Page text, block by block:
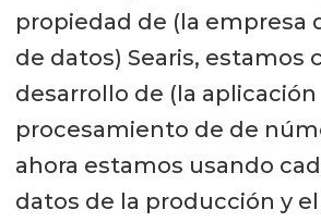
propiedad de (la empresa
de datos) Searis, estamos
desarrollo de (la aplicación
procesamiento de de
ahora estamos usando
datos de la producción y